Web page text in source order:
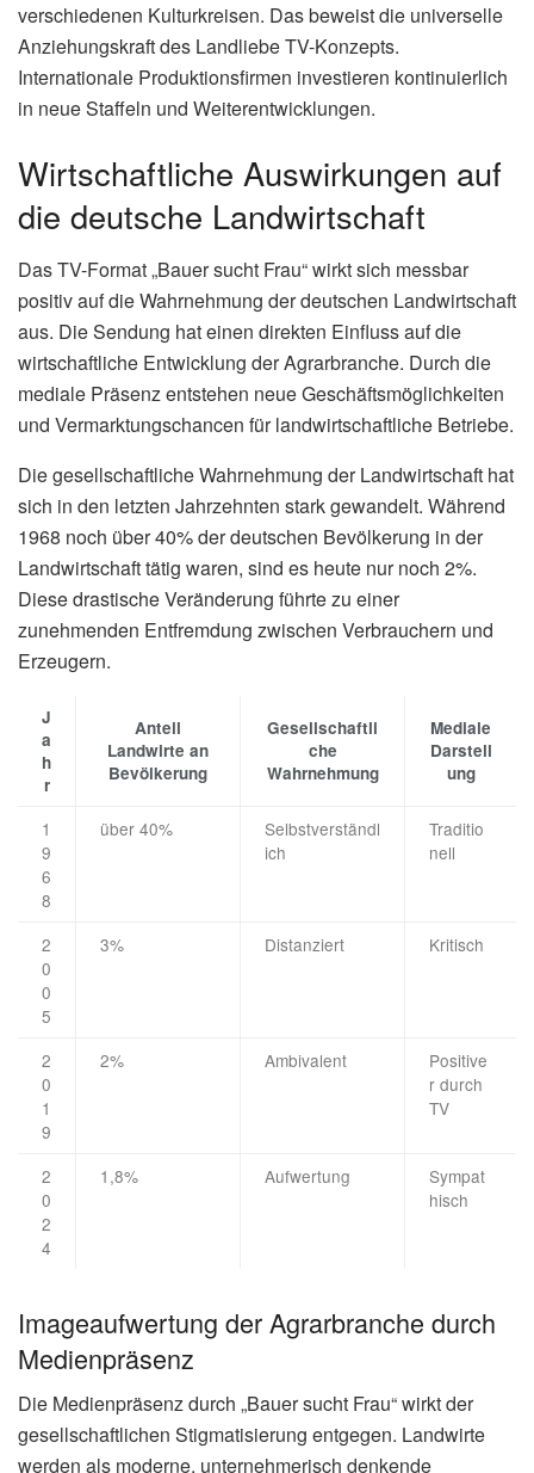
verschiedenen Kulturkreisen. Das beweist die universelle
Anziehungskraft des Landliebe TV-Konzepts.
Internationale Produktionsfirmen investieren kontinuierlich
in neue Staffeln und Weiterentwicklungen.
Wirtschaftliche Auswirkungen auf
die deutsche Landwirtschaft
Das TV-Format „Bauer sucht Frau“ wirkt sich messbar
positiv auf die Wahrnehmung der deutschen Landwirtschaft
aus. Die Sendung hat einen direkten Einfluss auf die
wirtschaftliche Entwicklung der Agrarbranche. Durch die
mediale Präsenz entstehen neue Geschäftsmöglichkeiten
und Vermarktungschancen für landwirtschaftliche Betriebe.
Die gesellschaftliche Wahrnehmung der Landwirtschaft hat
sich in den letzten Jahrzehnten stark gewandelt. Während
1968 noch über 40% der deutschen Bevölkerung in der
Landwirtschaft tätig waren, sind es heute nur noch 2%.
Diese drastische Veränderung führte zu einer
zunehmenden Entfremdung zwischen Verbrauchern und
Erzeugern.
J
a
h
r
Anteil
Landwirte an
Bevölkerung
Gesellschaftli
che
Wahrnehmung
Mediale
Darstell
ung
1
9
6
8
über 40%
Selbstverständl
ich
Traditio
nell
2
0
0
5
3% Distanziert Kritisch
2
0
1
9
2% Ambivalent
Positive
r durch
TV
2
0
2
4
1,8% Aufwertung
Sympat
hisch
Imageaufwertung der Agrarbranche durch
Medienpräsenz
Die Medienpräsenz durch „Bauer sucht Frau“ wirkt der
gesellschaftlichen Stigmatisierung entgegen. Landwirte
werden als moderne, unternehmerisch denkende